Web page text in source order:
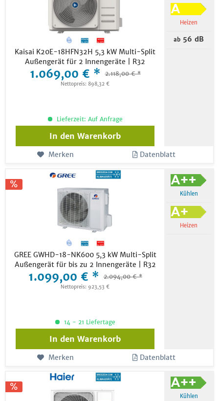
Kaisai K20E-18HFN32H 5,3 kW Multi-Split
Außengerät für 2 Innengeräte | R32
1.069,00 € * 2.118,00 € *
Nettopreis: 898,32 €
Heizen
ab 56 dB
Lieferzeit: Auf Anfrage
In den Warenkorb
Merken Datenblatt
GREE GWHD-18-NK600 5,3 kW Multi-Split
Außengerät für bis zu 2 Innengeräte | R32
1.099,00 € * 2.094,00 € *
Nettopreis: 923,53 €
Kühlen
Heizen
14 - 21 Liefertage
In den Warenkorb
Merken Datenblatt
Kühlen